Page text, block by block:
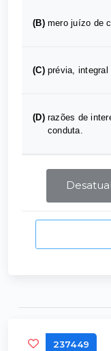
(B) mero juízo de
(C) prévia, integral
(D) razões de
conduta.
237449